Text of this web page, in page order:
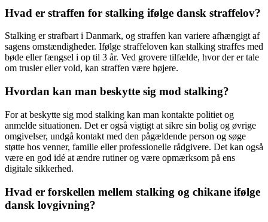
Hvad er straffen for stalking ifølge dansk straffelov?
Stalking er strafbart i Danmark, og straffen kan variere afhængigt af
sagens omstændigheder. Ifølge straffeloven kan stalking straffes med
bøde eller fængsel i op til 3 år. Ved grovere tilfælde, hvor der er tale
om trusler eller vold, kan straffen være højere.
Hvordan kan man beskytte sig mod stalking?
For at beskytte sig mod stalking kan man kontakte politiet og
anmelde situationen. Det er også vigtigt at sikre sin bolig og øvrige
omgivelser, undgå kontakt med den pågældende person og søge
støtte hos venner, familie eller professionelle rådgivere. Det kan også
være en god idé at ændre rutiner og være opmærksom på ens
digitale sikkerhed.
Hvad er forskellen mellem stalking og chikane ifølge
dansk lovgivning?